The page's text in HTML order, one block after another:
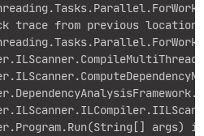
trace from previous location
args)